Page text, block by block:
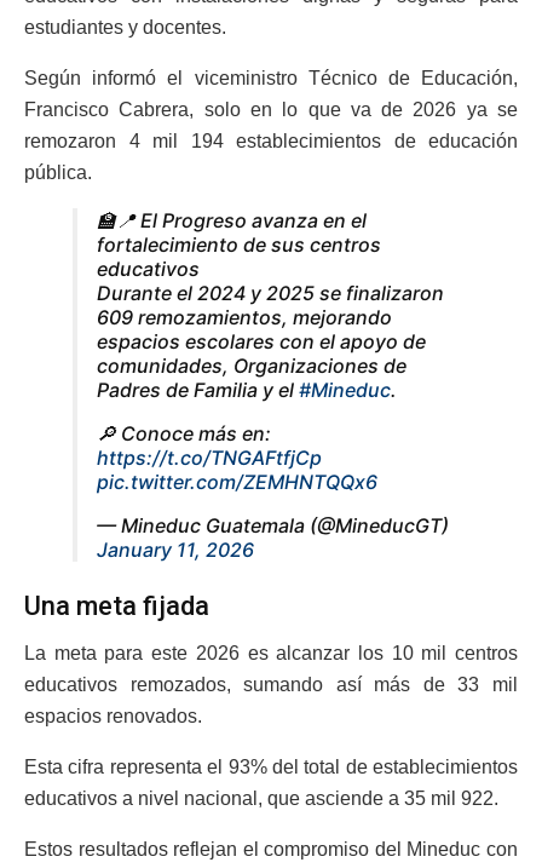
estudiantes y docentes.
Según informó el viceministro Técnico de Educación,
Francisco Cabrera, solo en lo que va de 2026 ya se
remozaron 4 mil 194 establecimientos de educación
pública.
🏫📍 El Progreso avanza en el
fortalecimiento de sus centros
educativos
Durante el 2024 y 2025 se finalizaron
609 remozamientos, mejorando
espacios escolares con el apoyo de
comunidades, Organizaciones de
Padres de Familia y el #Mineduc.
🔎 Conoce más en:
https://t.co/TNGAFtfjCp
pic.twitter.com/ZEMHNTQQx6
— Mineduc Guatemala (@MineducGT)
January 11, 2026
Una meta fijada
La meta para este 2026 es alcanzar los 10 mil centros
educativos remozados, sumando así más de 33 mil
espacios renovados.
Esta cifra representa el 93% del total de establecimientos
educativos a nivel nacional, que asciende a 35 mil 922.
Estos resultados reflejan el compromiso del Mineduc con